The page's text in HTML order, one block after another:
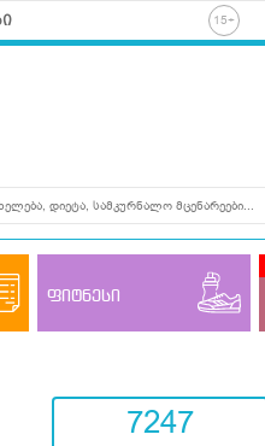
ფიტნესი
7247